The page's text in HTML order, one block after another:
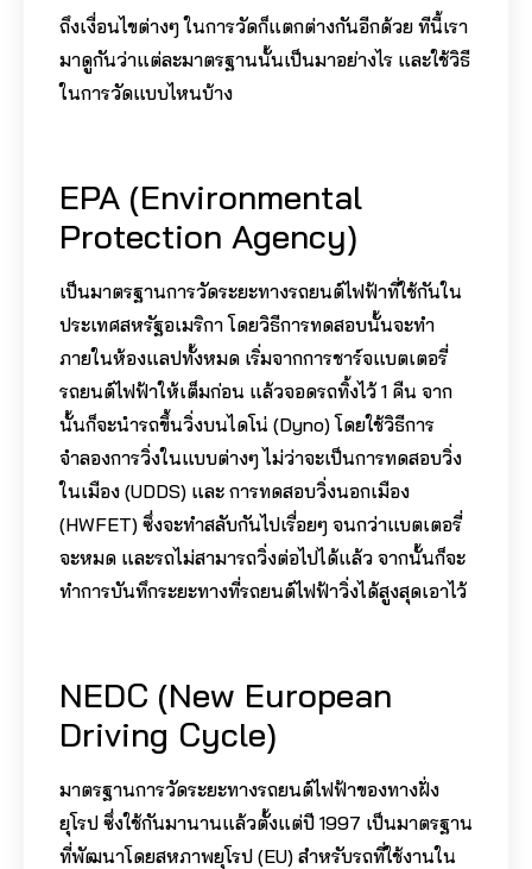
ถึงเงื่อนไขต่างๆ ในการวัดก็แตกต่างกันอีกด้วย ทีนี้เรา
มาดูกันว่าแต่ละมาตรฐานนั้นเป็นมาอย่างไร และใช้วิธี
ในการวัดแบบไหนบ้าง
EPA (Environmental
Protection Agency)
เป็นมาตรฐานการวัดระยะทางรถยนต์ไฟฟ้าที่ใช้กันใน
ประเทศสหรัฐอเมริกา โดยวิธีการทดสอบนั้นจะทำ
ภายในห้องแลปทั้งหมด เริ่มจากการชาร์จแบตเตอรี่
รถยนต์ไฟฟ้าให้เต็มก่อน แล้วจอดรถทิ้งไว้ 1 คืน จาก
นั้นก็จะนำรถขึ้นวิ่งบนไดโน่ (Dyno) โดยใช้วิธีการ
จำลองการวิ่งในแบบต่างๆ ไม่ว่าจะเป็นการทดสอบวิ่ง
ในเมือง (UDDS) และ การทดสอบวิ่งนอกเมือง
(HWFET) ซึ่งจะทำสลับกันไปเรื่อยๆ จนกว่าแบตเตอรี่
จะหมด และรถไม่สามารถวิ่งต่อไปได้แล้ว จากนั้นก็จะ
ทำการบันทึกระยะทางที่รถยนต์ไฟฟ้าวิ่งได้สูงสุดเอาไว้
NEDC (New European
Driving Cycle)
มาตรฐานการวัดระยะทางรถยนต์ไฟฟ้าของทางฝั่ง
ยุโรป ซึ่งใช้กันมานานแล้วตั้งแต่ปี 1997 เป็นมาตรฐาน
ที่พัฒนาโดยสหภาพยุโรป (EU) สำหรับรถที่ใช้งานใน